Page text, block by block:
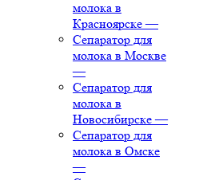
молока в
Красноярске —
Сепаратор для
молока в Москве
—
Сепаратор для
молока в
Новосибирске —
Сепаратор для
молока в Омске
—